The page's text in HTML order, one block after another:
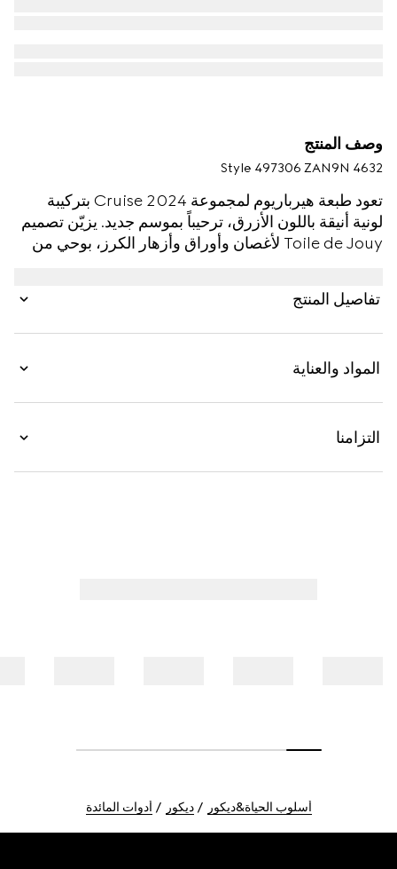
وصف المنتج
Style ‎497306 ZAN9N 4632
تعود طبعة هيرباريوم لمجموعة Cruise 2024 بتركيبة
لونية أنيقة باللون الأزرق، ترحيباً بموسم جديد. يزيّن تصميم
Toile de Jouy لأغصان وأوراق وأزهار الكرز، بوحي من
للحصول على مجموعة أدوات كاملة للمائدة.
تفاصيل المنتج
المواد والعناية
التزامنا
أسلوب الحياة&ديكور ديكور أدوات المائدة